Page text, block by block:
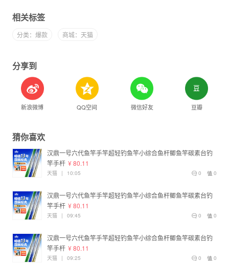
相关标签
分类：爆款 商城：天猫
分享到
新浪微博 QQ空间 微信好友 豆瓣
猜你喜欢
汉鼎一号六代鱼竿手竿超轻钓鱼竿小综合鱼杆鲫鱼竿碳素台钓
竿手杆 ¥ 80.11
0
0
天猫 | 10:05
汉鼎一号六代鱼竿手竿超轻钓鱼竿小综合鱼杆鲫鱼竿碳素台钓
竿手杆 ¥ 80.11
0
0
天猫 | 09:45
汉鼎一号六代鱼竿手竿超轻钓鱼竿小综合鱼杆鲫鱼竿碳素台钓
竿手杆 ¥ 80.11
0
0
天猫 | 09:25